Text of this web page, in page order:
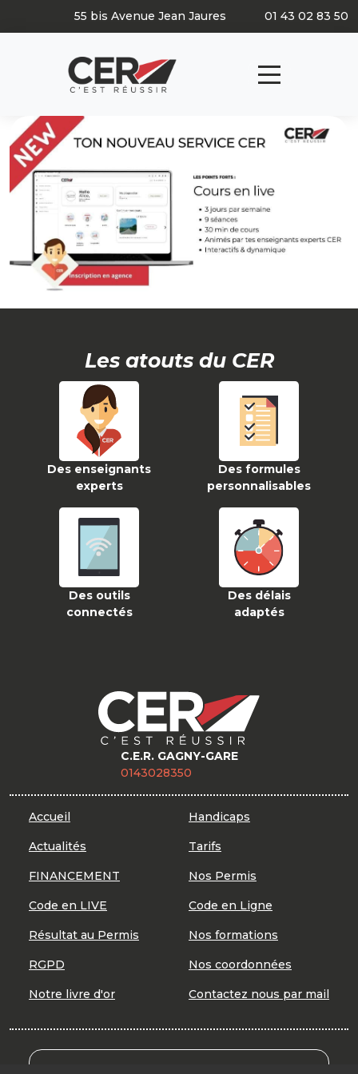
Panneau de gestion des cookies
55 bis Avenue Jean Jaures 01 43 02 83 50
Les atouts du CER
Des enseignants
experts
Des formules
personnalisables
Des outils
connectés
Des délais
adaptés
C.E.R. GAGNY-GARE
0143028350
Accueil Handicaps
Actualités Tarifs
FINANCEMENT Nos Permis
Code en LIVE Code en Ligne
Résultat au Permis Nos formations
RGPD Nos coordonnées
Notre livre d'or Contactez nous par mail